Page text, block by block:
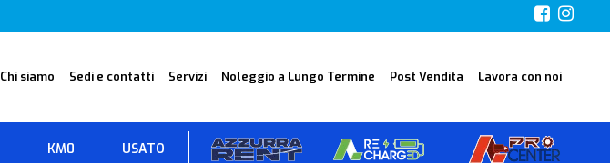
Chi siamo Sedi e contatti Servizi Noleggio a Lungo Termine Post Vendita Lavora con noi
KM0 USATO